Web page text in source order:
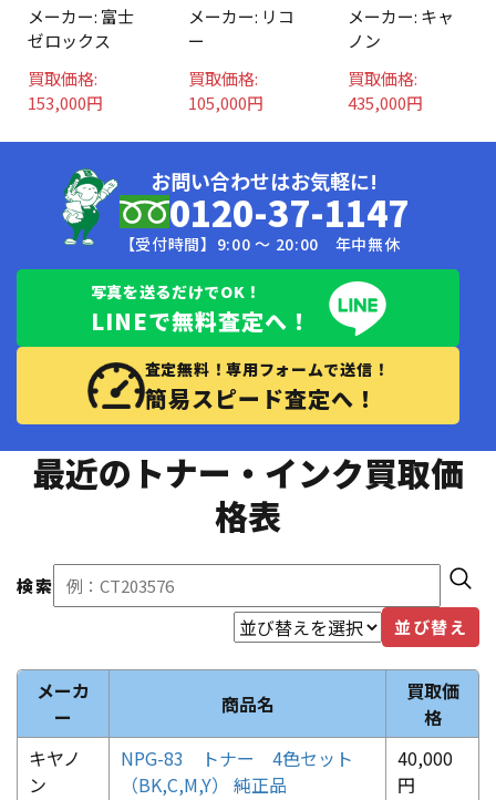
ストナー30
本をお買取り
いたしました
メーカー: 富士
ゼロックス
買取価格:
153,000円
C3503など
50本買取し
ました
メーカー: リコ
ー
買取価格:
105,000円
キャノントナ
ーを100本お
買取りいたし
ました
メーカー: キャ
ノン
買取価格:
435,000円
お問い合わせはお気軽に!
0120-37-1147
【受付時間】9:00 〜 20:00 年中無休
写真を送るだけでOK！
LINEで無料査定へ！
査定無料！専用フォームで送信！
簡易スピード査定へ！
最近のトナー・インク買取価
格表
検索
並び替え
メーカ
ー
商品名
買取価
格
キヤノ
ン
NPG-83 トナー 4色セット
（BK,C,M,Y） 純正品
40,000
円